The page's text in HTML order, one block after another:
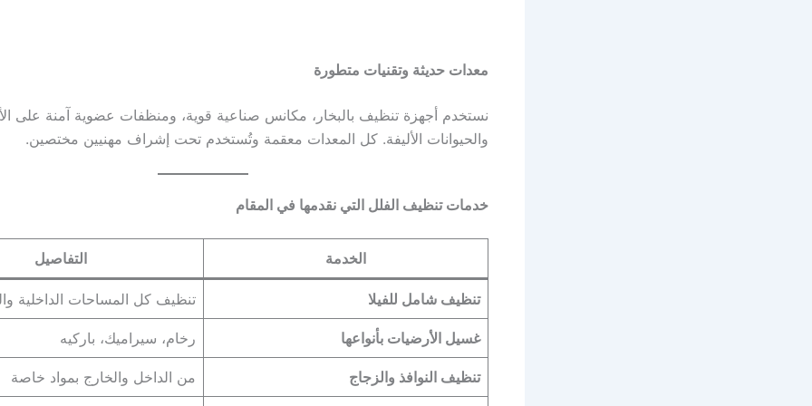
معدات حديثة وتقنيات متطورة
نستخدم أجهزة تنظيف بالبخار، مكانس صناعية قوية، ومنظفات عضوية آمنة على
والحيوانات الأليفة. كل المعدات معقمة وتُستخدم تحت إشراف مهنيين مختصين.
خدمات تنظيف الفلل التي نقدمها في المقام
الخدمة التفاصيل
تنظيف شامل للفيلا تنظيف كل المساحات الداخلية
غسيل الأرضيات بأنواعها رخام، سيراميك، باركيه
تنظيف النوافذ والزجاج من الداخل والخارج بمواد خاصة